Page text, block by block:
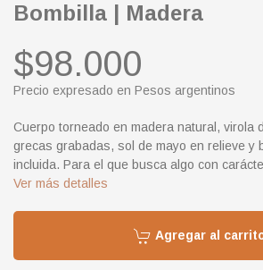
Bombilla | Madera
$98.000
Precio expresado en Pesos argentinos
Cuerpo torneado en madera natural, virola
grecas grabadas, sol de mayo en relieve y
incluida. Para el que busca algo con
Ver más detalles
Agregar al